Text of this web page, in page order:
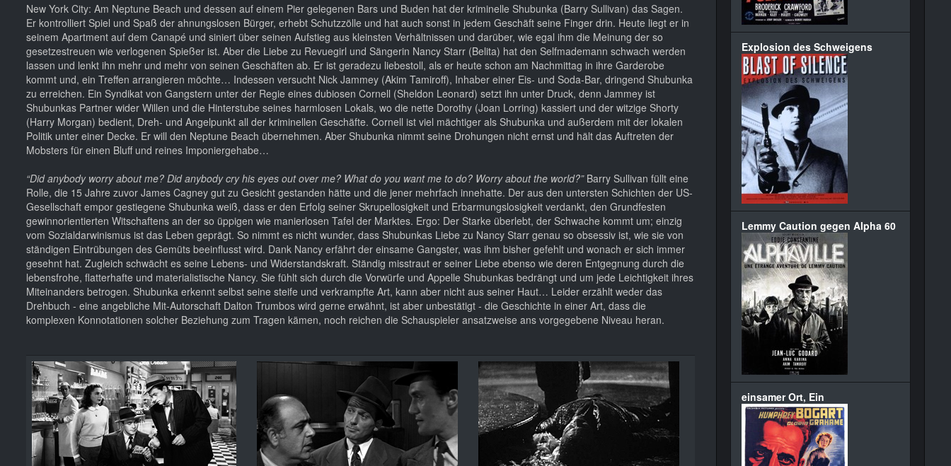
New York City: Am Neptune Beach und dessen auf einem Pier gelegenen Bars und Buden hat der kriminelle Shubunka (Barry Sullivan) das Sagen.
Er kontrolliert Spiel und Spaß der ahnungslosen Bürger, erhebt Schutzzölle und hat auch sonst in jedem Geschäft seine Finger drin. Heute liegt er in
seinem Apartment auf dem Canapé und siniert über seinen Aufstieg aus kleinsten Verhältnissen und darüber, wie egal ihm die Meinung der so
gesetzestreuen wie verlogenen Spießer ist. Aber die Liebe zu Revuegirl und Sängerin Nancy Starr (Belita) hat den Selfmademann schwach werden
lassen und lenkt ihn mehr und mehr von seinen Geschäften ab. Er ist geradezu liebestoll, als er heute schon am Nachmittag in ihre Garderobe
kommt und, ein Treffen arrangieren möchte… Indessen versucht Nick Jammey (Akim Tamiroff), Inhaber einer Eis- und Soda-Bar, dringend Shubunka
zu erreichen. Ein Syndikat von Gangstern unter der Regie eines dubiosen Cornell (Sheldon Leonard) setzt ihn unter Druck, denn Jammey ist
Shubunkas Partner wider Willen und die Hinterstube seines harmlosen Lokals, wo die nette Dorothy (Joan Lorring) kassiert und der witzige Shorty
(Harry Morgan) bedient, Dreh- und Angelpunkt all der kriminellen Geschäfte. Cornell ist viel mächtiger als Shubunka und außerdem mit der lokalen
Politik unter einer Decke. Er will den Neptune Beach übernehmen. Aber Shubunka nimmt seine Drohungen nicht ernst und hält das Auftreten der
Mobsters für einen Bluff und reines Imponiergehabe…
“Did anybody worry about me? Did anybody cry his eyes out over me? What do you want me to do? Worry about the world?”Barry Sullivan füllt eine
Rolle, die 15 Jahre zuvor James Cagney gut zu Gesicht gestanden hätte und die jener mehrfach innehatte. Der aus den untersten Schichten der US-
Gesellschaft empor gestiegene Shubunka weiß, dass er den Erfolg seiner Skrupellosigkeit und Erbarmungslosigkeit verdankt, den Grundfesten
gewinnorientierten Witschaftens an der so üppigen wie manierlosen Tafel der Marktes. Ergo: Der Starke überlebt, der Schwache kommt um; einzig
vom Sozialdarwinismus ist das Leben geprägt. So nimmt es nicht wunder, dass Shubunkas Liebe zu Nancy Starr genau so obsessiv ist, wie sie von
ständigen Eintrübungen des Gemüts beeinflusst wird. Dank Nancy erfährt der einsame Gangster, was ihm bisher gefehlt und wonach er sich immer
gesehnt hat. Zugleich schwächt es seine Lebens- und Widerstandskraft. Ständig misstraut er seiner Liebe ebenso wie deren Entgegnung durch die
lebensfrohe, flatterhafte und materialistische Nancy. Sie fühlt sich durch die Vorwürfe und Appelle Shubunkas bedrängt und um jede Leichtigkeit ihres
Miteinanders betrogen. Shubunka erkennt selbst seine steife und verkrampfte Art, kann aber nicht aus seiner Haut… Leider erzählt weder das
Drehbuch - eine angebliche Mit-Autorschaft Dalton Trumbos wird gerne erwähnt, ist aber unbestätigt - die Geschichte in einer Art, dass die
komplexen Konnotationen solcher Beziehung zum Tragen kämen, noch reichen die Schauspieler ansatzweise ans vorgegebene Niveau heran.
Explosion des Schweigens
Lemmy Caution gegen Alpha 60
einsamer Ort, Ein